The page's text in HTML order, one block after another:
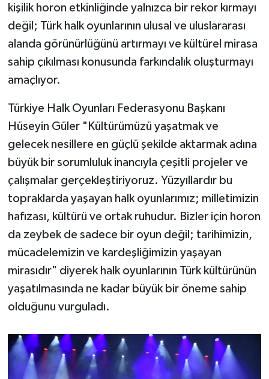
kişilik horon etkinliğinde yalnızca bir rekor kırmayı
değil; Türk halk oyunlarının ulusal ve uluslararası
alanda görünürlüğünü artırmayı ve kültürel mirasa
sahip çıkılması konusunda farkındalık oluşturmayı
amaçlıyor.
Türkiye Halk Oyunları Federasyonu Başkanı
Hüseyin Güler "Kültürümüzü yaşatmak ve
gelecek nesillere en güçlü şekilde aktarmak adına
büyük bir sorumluluk inancıyla çeşitli projeler ve
çalışmalar gerçekleştiriyoruz. Yüzyıllardır bu
topraklarda yaşayan halk oyunlarımız; milletimizin
hafızası, kültürü ve ortak ruhudur. Bizler için horon
da zeybek de sadece bir oyun değil; tarihimizin,
mücadelemizin ve kardeşliğimizin yaşayan
mirasıdır" diyerek halk oyunlarının Türk kültürünün
yaşatılmasında ne kadar büyük bir öneme sahip
olduğunu vurguladı.